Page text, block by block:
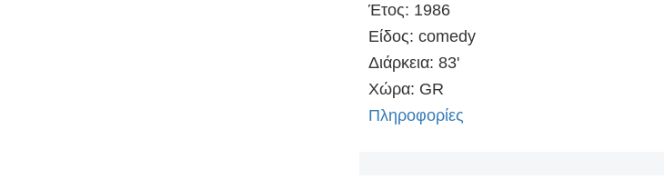
Έτος: 1986
Είδος: comedy
Διάρκεια: 83'
Χώρα: GR
Πληροφορίες